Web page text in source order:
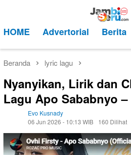
kontenMobile
HOME Advertorial Berita
Beranda lyric lagu
Nyanyikan, Lirik dan
Lagu Apo Sababnyo
Evo Kusnady
06 Jun 2026 - 10:13 WIB
160 Dilihat